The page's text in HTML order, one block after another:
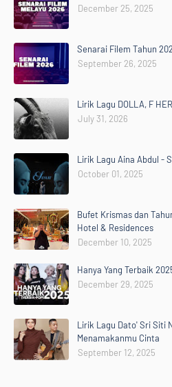
December 25, 2025
Senarai Filem Tahun
September 26, 2025
Lirik Lagu DOLLA, F
July 31, 2026
Lirik Lagu Aina Abdul -
October 01, 2025
Bufet Krismas dan
Hotel & Residences
December 10, 2025
Hanya Yang Terbaik
December 29, 2025
Lirik Lagu Dato' Sri Siti
Menamakanmu Cinta
September 12, 2025